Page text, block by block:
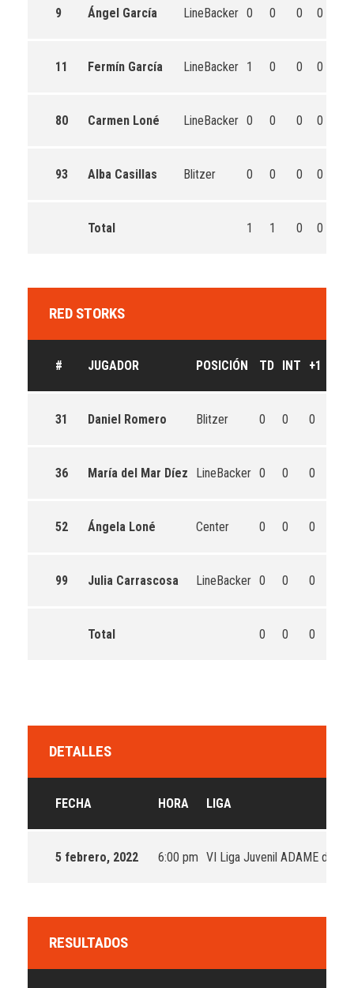
9 Ángel García LineBacker 0 0 0 0
11 Fermín García LineBacker 1 0 0 0
80 Carmen Loné LineBacker 0 0 0 0
93 Alba Casillas Blitzer 0 0 0 0
Total 1 1 0 0
RED STORKS
# JUGADOR POSICIÓN TD INT +1
31 Daniel Romero Blitzer 0 0 0
36 María del Mar Díez LineBacker 0 0 0
52 Ángela Loné Center 0 0 0
99 Julia Carrascosa LineBacker 0 0 0
Total 0 0 0
DETALLES
FECHA HORA LIGA
5 febrero, 2022 6:00 pm VI Liga Juvenil ADAME de
RESULTADOS